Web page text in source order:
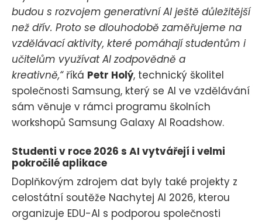
budou s rozvojem generativní AI ještě důležitější
než dřív. Proto se dlouhodobě zaměřujeme na
vzdělávací aktivity, které pomáhají studentům i
učitelům využívat AI zodpovědně a
kreativně,“ říká Petr Holý, technický školitel
společnosti Samsung, který se AI ve vzdělávání
sám věnuje v rámci programu školních
workshopů Samsung Galaxy AI Roadshow.
Studenti v roce 2026 s AI vytvářejí i velmi
pokročilé aplikace
Doplňkovým zdrojem dat byly také projekty z
celostátní soutěže Nachytej AI 2026, kterou
organizuje EDU-AI s podporou společnosti